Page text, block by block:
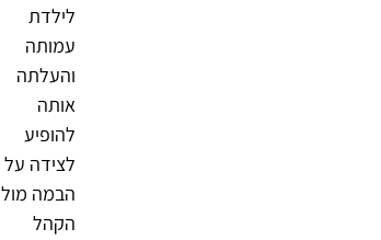
לילדת
עמותה
והעלתה
אותה
להופיע
לצידה על
הבמה מול
הקהל